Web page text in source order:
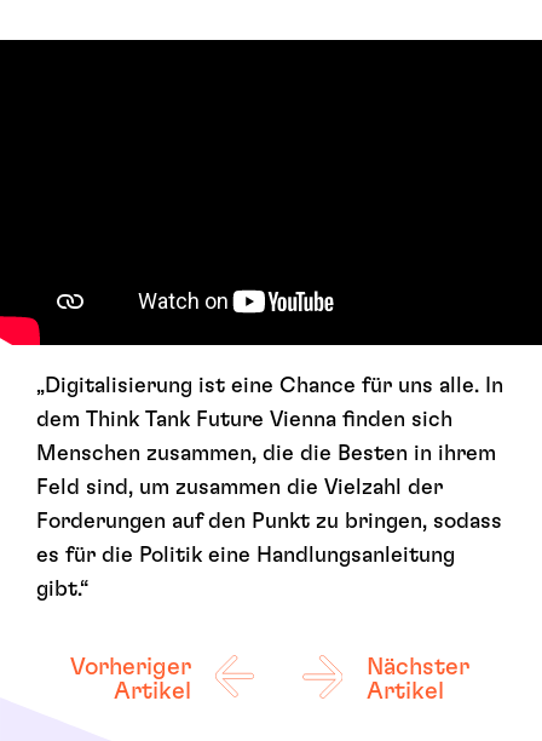
„Digitalisierung ist eine Chance für uns alle. In
dem Think Tank Future Vienna finden sich
Menschen zusammen, die die Besten in ihrem
Feld sind, um zusammen die Vielzahl der
Forderungen auf den Punkt zu bringen, sodass
es für die Politik eine Handlungsanleitung
gibt.“
Vorheriger
Artikel
Nächster
Artikel